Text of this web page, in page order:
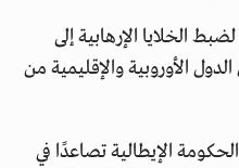
الخلايا الإرهابية إلى
الأوروبية والإقليمية من
الإيطالية تصاعدًا في